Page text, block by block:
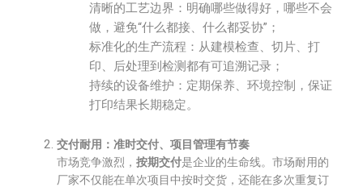
清晰的工艺边界：明确哪些做得好，哪些不会
做，避免“什么都接、什么都妥协”；
标准化的生产流程：从建模检查、切片、打
印、后处理到检测都有可追溯记录；
持续的设备维护：定期保养、环境控制，保证
打印结果长期稳定。
交付耐用：准时交付、项目管理有节奏
市场竞争激烈， 按期交付是企业的生命线。市场耐用的
厂家不仅能在单次项目中按时交货，还能在多次重复订